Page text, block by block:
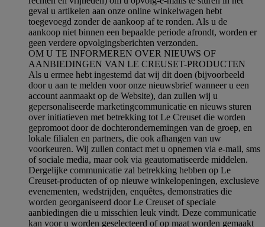
geval u artikelen aan onze online winkelwagen hebt
toegevoegd zonder de aankoop af te ronden. Als u de
aankoop niet binnen een bepaalde periode afrondt, worden er
geen verdere opvolgingsberichten verzonden.
OM U TE INFORMEREN OVER NIEUWS OF
AANBIEDINGEN VAN LE CREUSET-PRODUCTEN
Als u ermee hebt ingestemd dat wij dit doen (bijvoorbeeld
door u aan te melden voor onze nieuwsbrief wanneer u een
account aanmaakt op de Website), dan zullen wij u
gepersonaliseerde marketingcommunicatie en nieuws sturen
over initiatieven met betrekking tot Le Creuset die worden
gepromoot door de dochterondernemingen van de groep, en
lokale filialen en partners, die ook afhangen van uw
voorkeuren. Wij zullen contact met u opnemen via e-mail, sms
of sociale media, maar ook via geautomatiseerde middelen.
Dergelijke communicatie zal betrekking hebben op Le
Creuset-producten of op nieuwe winkelopeningen, exclusieve
evenementen, wedstrijden, enquêtes, demonstraties die
worden georganiseerd door Le Creuset of speciale
aanbiedingen die u misschien leuk vindt. Deze communicatie
kan voor u worden geselecteerd of op maat worden gemaakt